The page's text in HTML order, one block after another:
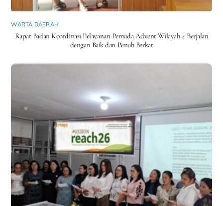
WARTA DAERAH
Rapat Badan Koordinasi Pelayanan Pemuda Advent Wilayah 4 Berjalan
dengan Baik dan Penuh Berkat